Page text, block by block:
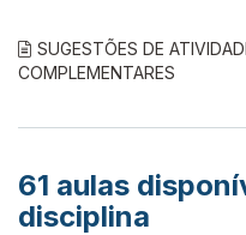
SUGESTÕES DE
COMPLEMENTARES
61 aulas
disciplina